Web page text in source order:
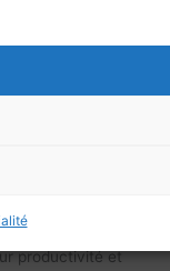
des
pratique qui
productivité et